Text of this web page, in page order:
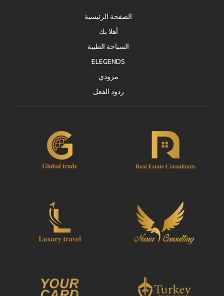
الصفحة الرئيسية
أهلا بك
السياحة الطبية
ELEGENDS
مزودي
ردود الفعل